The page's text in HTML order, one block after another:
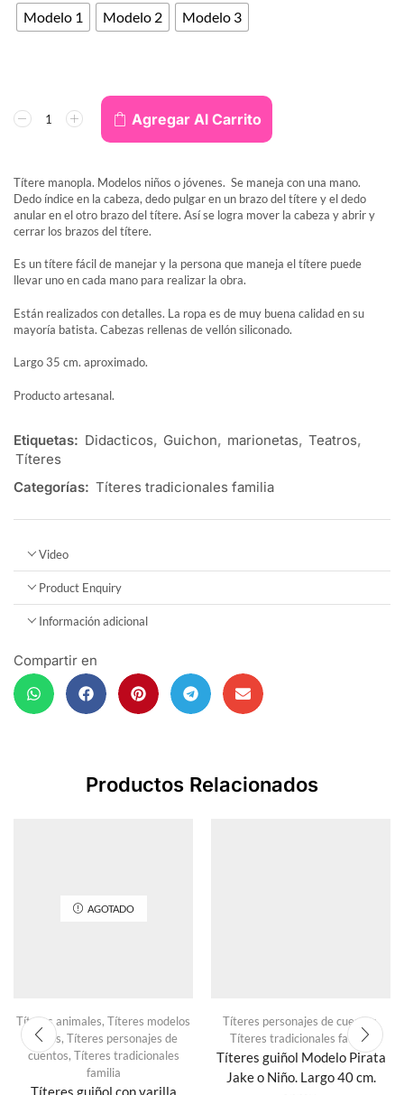
Modelo 1 Modelo 2 Modelo 3
Agregar Al Carrito
Títere manopla. Modelos niños o jóvenes. Se maneja con una mano.
Dedo índice en la cabeza, dedo pulgar en un brazo del títere y el dedo
anular en el otro brazo del títere. Así se logra mover la cabeza y abrir y
cerrar los brazos del títere.
Es un títere fácil de manejar y la persona que maneja el títere puede
llevar uno en cada mano para realizar la obra.
Están realizados con detalles. La ropa es de muy buena calidad en su
mayoría batista. Cabezas rellenas de vellón siliconado.
Largo 35 cm. aproximado.
Producto artesanal.
Etiquetas: Didacticos, Guichon, marionetas, Teatros,
Títeres
Categorías: Títeres tradicionales familia
Video
Product Enquiry
Información adicional
Compartir en
Productos Relacionados
AGOTADO
Títeres animales, Títeres modelos
varios, Títeres personajes de
cuentos, Títeres tradicionales
familia
Títeres guiñol con varilla
Títeres personajes de cuentos,
Títeres tradicionales familia
Títeres guiñol Modelo Pirata
Jake o Niño. Largo 40 cm.